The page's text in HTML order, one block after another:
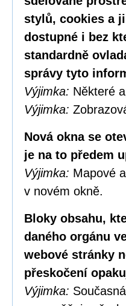
stylů, cookies a
dostupné i bez
standardně
správy tyto
Výjimka: Některé
Výjimka:
Nová okna se
je na to předem
Výjimka: Mapové
v novém okně.
Bloky obsahu,
daného orgánu
webové stránky
přeskočení
Výjimka: